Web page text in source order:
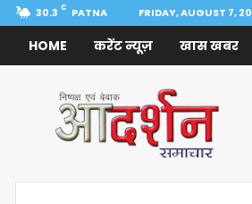
30.3 C PATNA FRIDAY, AUGUST 7,
HOME करेंट न्यूज़ खास खबर
Samachar